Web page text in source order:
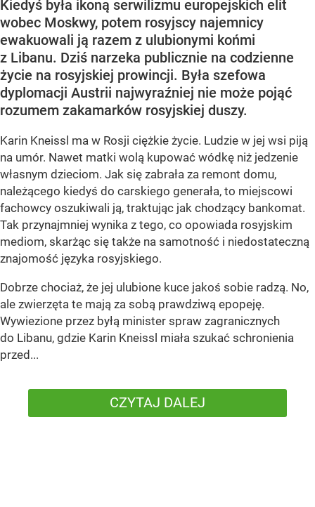
Kiedyś była ikoną serwilizmu europejskich elit
wobec Moskwy, potem rosyjscy najemnicy
ewakuowali ją razem z ulubionymi końmi
z Libanu. Dziś narzeka publicznie na codzienne
życie na rosyjskiej prowincji. Była szefowa
dyplomacji Austrii najwyraźniej nie może pojąć
rozumem zakamarków rosyjskiej duszy.
Karin Kneissl ma w Rosji ciężkie życie. Ludzie w jej wsi piją
na umór. Nawet matki wolą kupować wódkę niż jedzenie
własnym dzieciom. Jak się zabrała za remont domu,
należącego kiedyś do carskiego generała, to miejscowi
fachowcy oszukiwali ją, traktując jak chodzący bankomat.
Tak przynajmniej wynika z tego, co opowiada rosyjskim
mediom, skarżąc się także na samotność i niedostateczną
znajomość języka rosyjskiego.
Dobrze chociaż, że jej ulubione kuce jakoś sobie radzą. No,
ale zwierzęta te mają za sobą prawdziwą epopeję.
Wywiezione przez byłą minister spraw zagranicznych
do Libanu, gdzie Karin Kneissl miała szukać schronienia
przed...
CZYTAJ DALEJ